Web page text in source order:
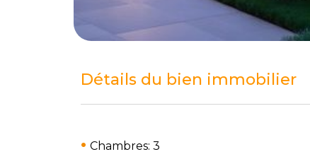
Détails du bien immobilier
Chambres: 3